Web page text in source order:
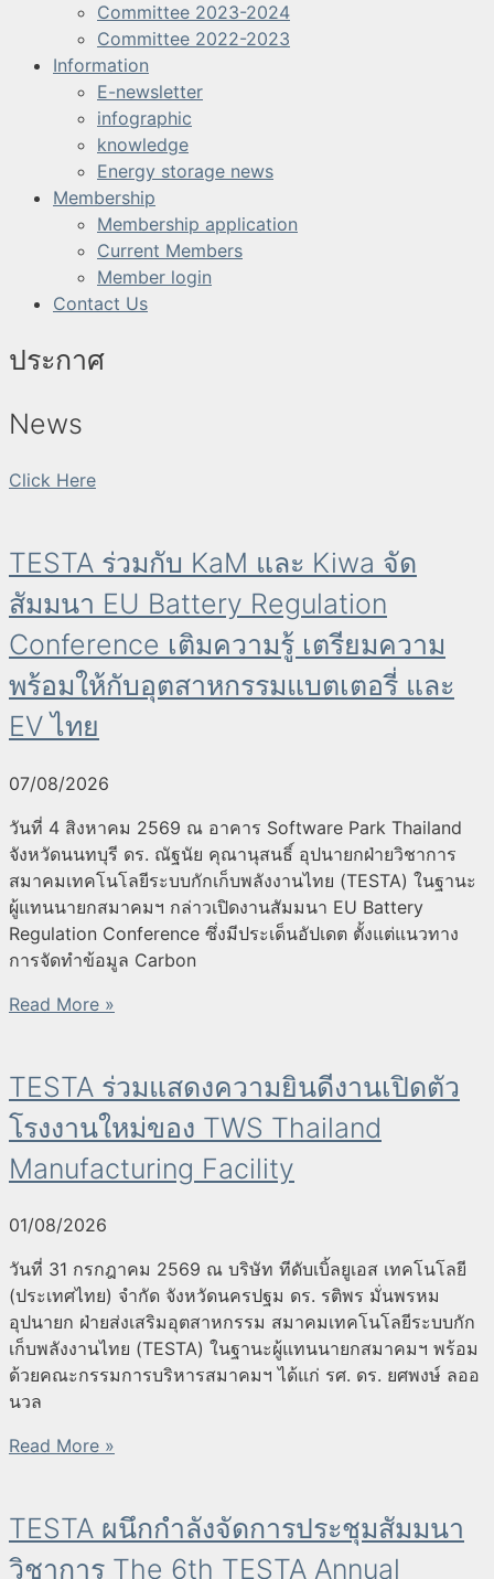
Committee 2023-2024
Committee 2022-2023
Information
E-newsletter
infographic
knowledge
Energy storage news
Membership
Membership application
Current Members
Member login
Contact Us
ประกาศ
News
Click Here
TESTA ร่วมกับ KaM และ Kiwa จัด
สัมมนา EU Battery Regulation
Conference เติมความรู้ เตรียมความ
พร้อมให้กับอุตสาหกรรมแบตเตอรี่ และ
EV ไทย
07/08/2026
วันที่ 4 สิงหาคม 2569 ณ อาคาร Software Park Thailand
จังหวัดนนทบุรี ดร. ณัฐนัย คุณานุสนธิ์ อุปนายกฝ่ายวิชาการ
สมาคมเทคโนโลยีระบบกักเก็บพลังงานไทย (TESTA) ในฐานะ
ผู้แทนนายกสมาคมฯ กล่าวเปิดงานสัมมนา EU Battery
Regulation Conference ซึ่งมีประเด็นอัปเดต ตั้งแต่แนวทาง
การจัดทำข้อมูล Carbon
Read More »
TESTA ร่วมแสดงความยินดีงานเปิดตัว
โรงงานใหม่ของ TWS Thailand
Manufacturing Facility
01/08/2026
วันที่ 31 กรกฎาคม 2569 ณ บริษัท ทีดับเบิ้ลยูเอส เทคโนโลยี
(ประเทศไทย) จำกัด จังหวัดนครปฐม ดร. รติพร มั่นพรหม
อุปนายก ฝ่ายส่งเสริมอุตสาหกรรม สมาคมเทคโนโลยีระบบกัก
เก็บพลังงานไทย (TESTA) ในฐานะผู้แทนนายกสมาคมฯ พร้อม
ด้วยคณะกรรมการบริหารสมาคมฯ ได้แก่ รศ. ดร. ยศพงษ์ ลออ
นวล
Read More »
TESTA ผนึกกำลังจัดการประชุมสัมมนา
วิชาการ The 6th TESTA Annual